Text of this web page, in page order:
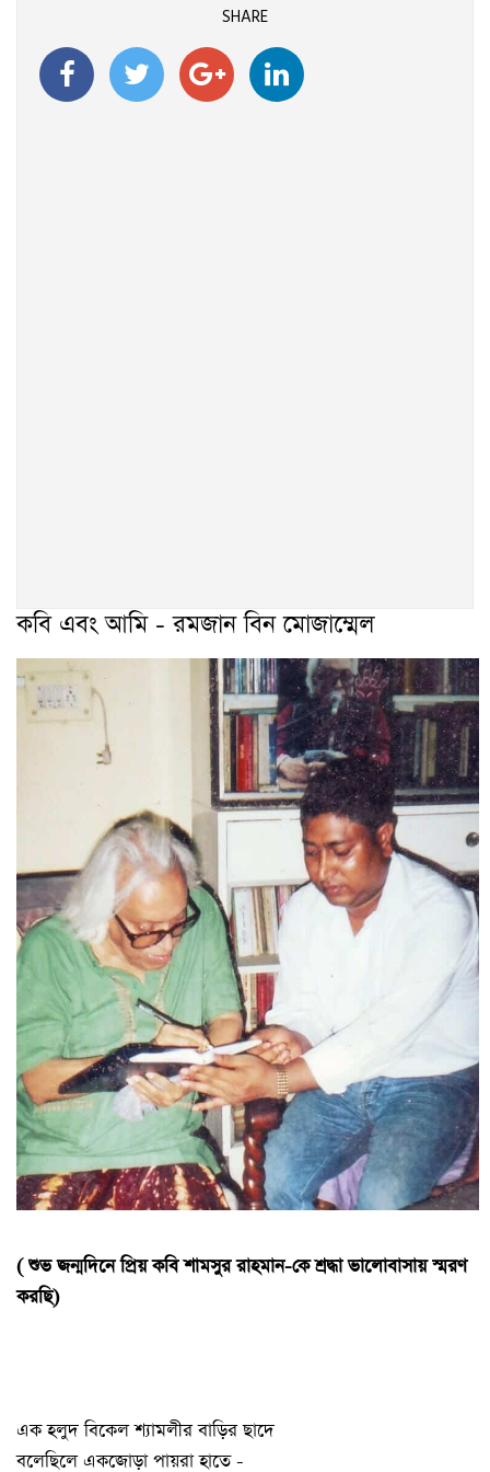
SHARE
কবি এবং আমি - রমজান বিন মোজাম্মেল
( শুভ জন্মদিনে প্রিয় কবি শামসুর রাহমান-কে শ্রদ্ধা ভালোবাসায় স্মরণ
করছি)
এক হলুদ বিকেল শ্যামলীর বাড়ির ছাদে
বলেছিলে একজোড়া পায়রা হাতে -